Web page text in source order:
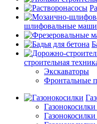
шлифовальные
строительная
Экскаваторы
Фронтальные